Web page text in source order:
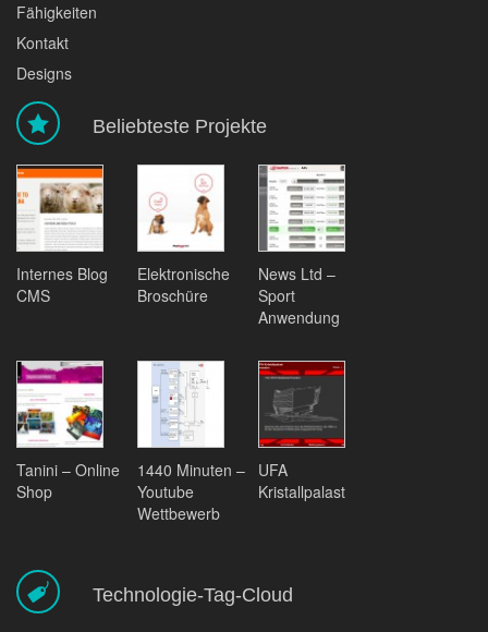
Fähigkeiten
Kontakt
Designs
Beliebteste Projekte
Internes Blog
CMS
Elektronische
Broschüre
News Ltd –
Sport
Anwendung
Tanini – Online
Shop
1440 Minuten –
Youtube
Wettbewerb
UFA
Kristallpalast
Technologie-Tag-Cloud